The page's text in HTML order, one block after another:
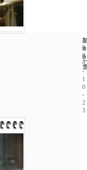
3
3
3
2
0
0
9
-
1
0
-
2
3